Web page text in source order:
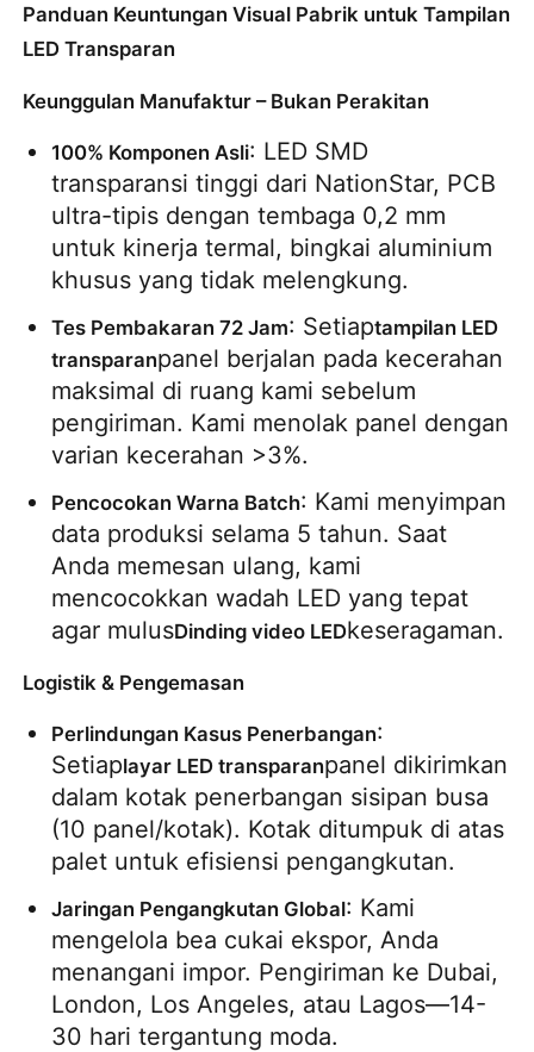
Panduan Keuntungan Visual Pabrik untuk Tampilan
LED Transparan
Keunggulan Manufaktur – Bukan Perakitan
100% Komponen Asli: LED SMD
transparansi tinggi dari NationStar, PCB
ultra-tipis dengan tembaga 0,2 mm
untuk kinerja termal, bingkai aluminium
khusus yang tidak melengkung.
Tes Pembakaran 72 Jam: Setiaptampilan LED
transparanpanel berjalan pada kecerahan
maksimal di ruang kami sebelum
pengiriman. Kami menolak panel dengan
varian kecerahan >3%.
Pencocokan Warna Batch: Kami menyimpan
data produksi selama 5 tahun. Saat
Anda memesan ulang, kami
mencocokkan wadah LED yang tepat
agar mulusDinding video LEDkeseragaman.
Logistik & Pengemasan
Perlindungan Kasus Penerbangan:
Setiaplayar LED transparanpanel dikirimkan
dalam kotak penerbangan sisipan busa
(10 panel/kotak). Kotak ditumpuk di atas
palet untuk efisiensi pengangkutan.
Jaringan Pengangkutan Global: Kami
mengelola bea cukai ekspor, Anda
menangani impor. Pengiriman ke Dubai,
London, Los Angeles, atau Lagos—14-
30 hari tergantung moda.